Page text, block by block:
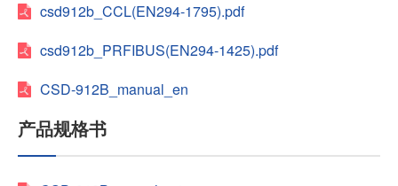
csd912b_CCL(EN294-1795).pdf
csd912b_PRFIBUS(EN294-1425).pdf
CSD-912B_manual_en
产品规格书